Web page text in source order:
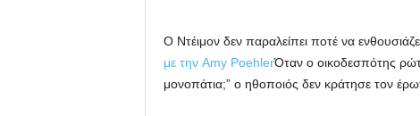
Ο Ντέιμον δεν παραλείπει ποτέ να
με την Amy PoehlerΌταν ο οικοδεσπότης
μονοπάτια;” ο ηθοποιός δεν κράτησε τον